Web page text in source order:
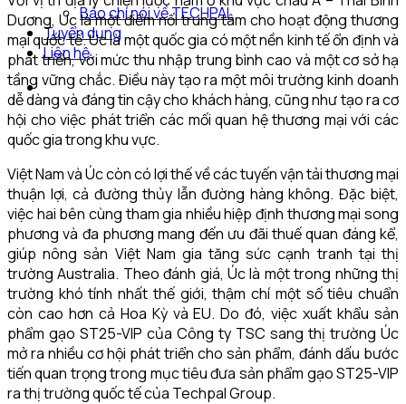
Báo chí nói về TECHPAL
Tuyển dụng
Liên hệ
Dương, Úc là một điểm nối trung tâm cho hoạt động thương
mại quốc tế. Úc là một quốc gia có một nền kinh tế ổn định và
phát triển, với mức thu nhập trung bình cao và một cơ sở hạ
tầng vững chắc. Điều này tạo ra một môi trường kinh doanh
dễ dàng và đáng tin cậy cho khách hàng, cũng như tạo ra cơ
hội cho việc phát triển các mối quan hệ thương mại với các
quốc gia trong khu vực.
Việt Nam và Úc còn có lợi thế về các tuyến vận tải thương mại
thuận lợi, cả đường thủy lẫn đường hàng không. Đặc biệt,
việc hai bên cùng tham gia nhiều hiệp định thương mại song
phương và đa phương mang đến ưu đãi thuế quan đáng kể,
giúp nông sản Việt Nam gia tăng sức cạnh tranh tại thị
trường Australia. Theo đánh giá, Úc là một trong những thị
trường khó tính nhất thế giới, thậm chí một số tiêu chuẩn
còn cao hơn cả Hoa Kỳ và EU. Do đó, việc xuất khẩu sản
phẩm gạo ST25-VIP của Công ty TSC sang thị trường Úc
mở ra nhiều cơ hội phát triển cho sản phẩm, đánh dấu bước
tiến quan trọng trong mục tiêu đưa sản phẩm gạo ST25-VIP
ra thị trường quốc tế của Techpal Group.